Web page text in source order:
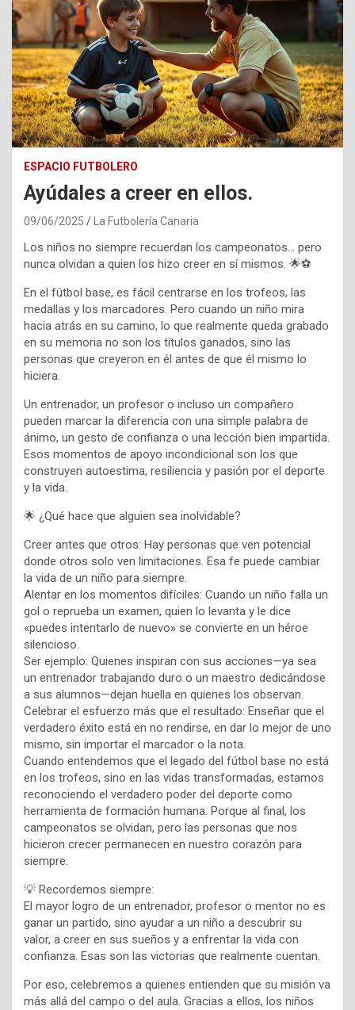
ESPACIO FUTBOLERO
Ayúdales a creer en ellos.
09/06/2025 La Futbolería Canaria
Los niños no siempre recuerdan los campeonatos… pero
nunca olvidan a quien los hizo creer en sí mismos. 🌟⚽️
En el fútbol base, es fácil centrarse en los trofeos, las
medallas y los marcadores. Pero cuando un niño mira
hacia atrás en su camino, lo que realmente queda grabado
en su memoria no son los títulos ganados, sino las
personas que creyeron en él antes de que él mismo lo
hiciera.
Un entrenador, un profesor o incluso un compañero
pueden marcar la diferencia con una simple palabra de
ánimo, un gesto de confianza o una lección bien impartida.
Esos momentos de apoyo incondicional son los que
construyen autoestima, resiliencia y pasión por el deporte
y la vida.
🌟 ¿Qué hace que alguien sea inolvidable?
Creer antes que otros: Hay personas que ven potencial
donde otros solo ven limitaciones. Esa fe puede cambiar
la vida de un niño para siempre.
Alentar en los momentos difíciles: Cuando un niño falla un
gol o reprueba un examen, quien lo levanta y le dice
«puedes intentarlo de nuevo» se convierte en un héroe
silencioso.
Ser ejemplo: Quienes inspiran con sus acciones—ya sea
un entrenador trabajando duro o un maestro dedicándose
a sus alumnos—dejan huella en quienes los observan.
Celebrar el esfuerzo más que el resultado: Enseñar que el
verdadero éxito está en no rendirse, en dar lo mejor de uno
mismo, sin importar el marcador o la nota.
Cuando entendemos que el legado del fútbol base no está
en los trofeos, sino en las vidas transformadas, estamos
reconociendo el verdadero poder del deporte como
herramienta de formación humana. Porque al final, los
campeonatos se olvidan, pero las personas que nos
hicieron crecer permanecen en nuestro corazón para
siempre.
💡 Recordemos siempre:
El mayor logro de un entrenador, profesor o mentor no es
ganar un partido, sino ayudar a un niño a descubrir su
valor, a creer en sus sueños y a enfrentar la vida con
confianza. Esas son las victorias que realmente cuentan.
Por eso, celebremos a quienes entienden que su misión va
más allá del campo o del aula. Gracias a ellos, los niños